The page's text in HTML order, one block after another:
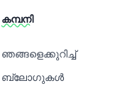
കമ്പനി
ഞങ്ങളെക്കുറിച്ച്
ബ്ലോഗുകൾ